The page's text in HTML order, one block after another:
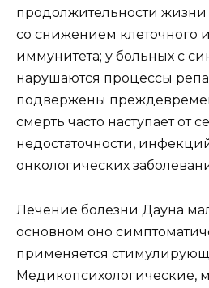
продолжительности жизни
со снижением клеточного
иммунитета; у больных с
нарушаются процессы
подвержены
смерть часто наступает от
недостаточности,
онкологических
Лечение болезни Дауна
основном оно
применяется
Медикопсихологические,